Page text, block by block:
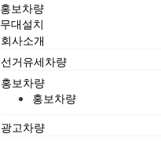
홍보차량
무대설치
회사소개
선거유세차량
홍보차량
홍보차량
광고차량